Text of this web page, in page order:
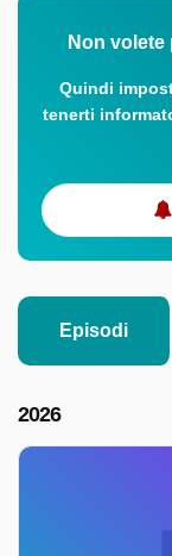
Non volete
Quindi
tenerti
Episodi
2026